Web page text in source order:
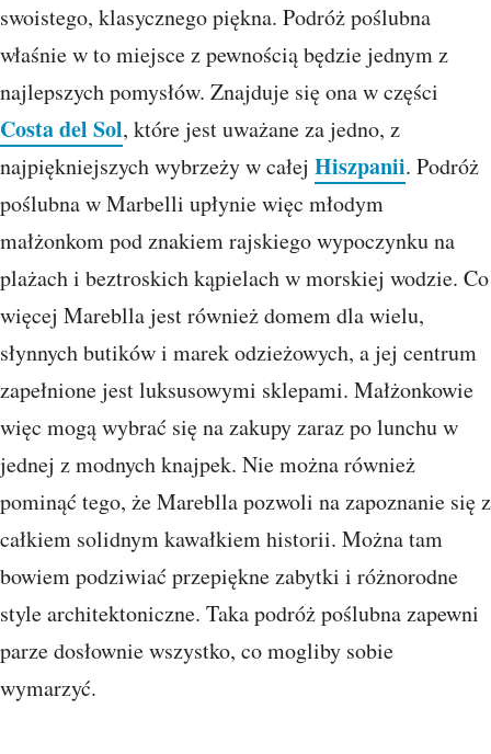
swoistego, klasycznego piękna. Podróż poślubna
właśnie w to miejsce z pewnością będzie jednym z
najlepszych pomysłów. Znajduje się ona w części
Costa del Sol, które jest uważane za jedno, z
najpiękniejszych wybrzeży w całej Hiszpanii. Podróż
poślubna w Marbelli upłynie więc młodym
małżonkom pod znakiem rajskiego wypoczynku na
plażach i beztroskich kąpielach w morskiej wodzie. Co
więcej Mareblla jest również domem dla wielu,
słynnych butików i marek odzieżowych, a jej centrum
zapełnione jest luksusowymi sklepami. Małżonkowie
więc mogą wybrać się na zakupy zaraz po lunchu w
jednej z modnych knajpek. Nie można również
pominąć tego, że Mareblla pozwoli na zapoznanie się z
całkiem solidnym kawałkiem historii. Można tam
bowiem podziwiać przepiękne zabytki i różnorodne
style architektoniczne. Taka podróż poślubna zapewni
parze dosłownie wszystko, co mogliby sobie
wymarzyć.